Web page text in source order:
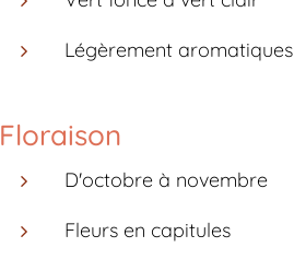
Légèrement aromatiques
Floraison
D'octobre à novembre
Fleurs en capitules